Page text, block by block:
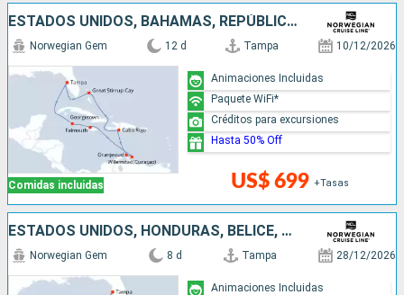
ESTADOS UNIDOS, BAHAMAS, REPÚBLICA DOMINICANA, ARUBA, JAMAICA, ISLAS CAIMÁN
Comidas incluidas
Norwegian Gem 12 d Tampa 10/12/2026
US$ 699 +Tasas
Animaciones Incluidas
Paquete WiFi*
Créditos para excursiones
Hasta 50% Off
ESTADOS UNIDOS, HONDURAS, BELICE, MÉXICO
Norwegian Gem 8 d Tampa 28/12/2026
Animaciones Incluidas